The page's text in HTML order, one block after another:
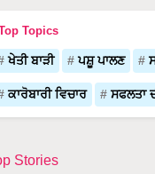
Topics
ਖੇਤੀ ਬਾੜੀ ਪਸ਼ੂ ਪਾਲਣ
ਕਾਰੋਬਾਰੀ ਵਿਚਾਰ ਸਫਲਤਾ
Stories